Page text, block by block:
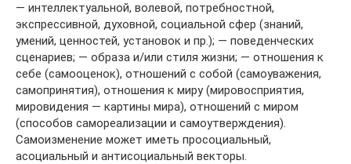
— интеллектуальной, волевой, потребностной,
экспрессивной, духовной, социальной сфер (знаний,
умений, ценностей, уста­новок и пр.); — поведенческих
сценариев; — образа и/или стиля жизни; — отношения к
себе (самооценок), отношений с собой (само­уважения,
самопринятия), отношения к миру (мировосприятия,
мировидения — картины мира), отношений с миром
(способов самореализации и самоутверждения).
Самоизменение может иметь просоциальный,
асоциальный и антисоциальный векторы.